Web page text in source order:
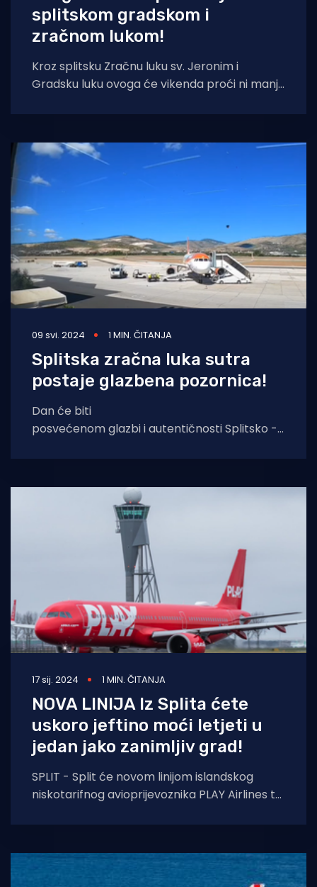
splitskom gradskom i
zračnom lukom!
Kroz splitsku Zračnu luku sv. Jeronim i
Gradsku luku ovoga će vikenda proći ni manje
09 svi. 2024 1 MIN. ČITANJA
Splitska zračna luka sutra
postaje glazbena pozornica!
Dan će biti
posvećenom glazbi i autentičnosti Splitsko -
Music Takes Flight. Riječ je o transformaciji
17 sij. 2024 1 MIN. ČITANJA
NOVA LINIJA Iz Splita ćete
uskoro jeftino moći letjeti u
jedan jako zanimljiv grad!
SPLIT - Split će novom linijom islandskog
niskotarifnog avioprijevoznika PLAY Airlines tri
gradom Islanda Reykjavikom.